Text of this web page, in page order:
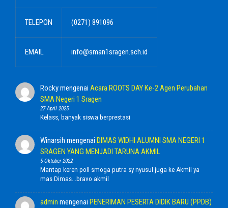
TELEPON (0271) 891096
EMAIL info@sman1sragen.sch.id
Rockymengenai Acara ROOTS DAY Ke-2 Agen Perubahan
SMA Negeri 1 Sragen
27 April 2025
Kelass, banyak siswa berprestasi
Winarsih mengenai DIMAS WIDHI ALUMNI SMA NEGERI 1
SRAGEN YANG MENJADI TARUNA AKMIL
5 Oktober 2022
Mantap keren poll smoga putra sy nyusul juga ke Akmil ya
mas Dimas...bravo akmil
admin mengenai PENERIMAN PESERTA DIDIK BARU (PPDB)